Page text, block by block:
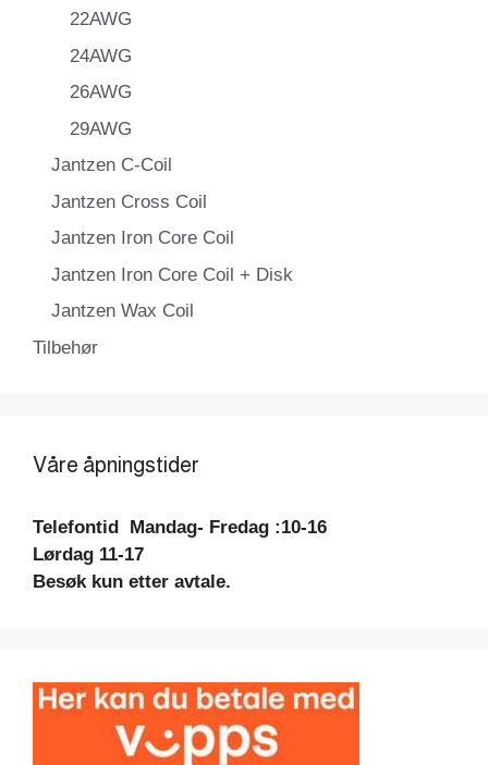
22AWG
24AWG
26AWG
29AWG
Jantzen C-Coil
Jantzen Cross Coil
Jantzen Iron Core Coil
Jantzen Iron Core Coil + Disk
Jantzen Wax Coil
Tilbehør
Våre åpningstider
Telefontid Mandag- Fredag :10-16
Lørdag 11-17
Besøk kun etter avtale.